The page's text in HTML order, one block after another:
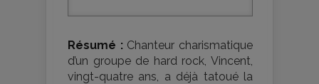
Résumé : Chanteur charismatique
d’un groupe de hard rock, Vincent,
vingt-quatre ans, a déjà tatoué la